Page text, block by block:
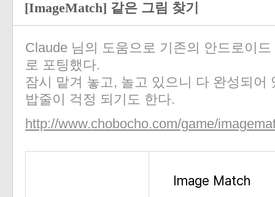
[ImageMatch] 같은 그림 찾기
Claude 님의 도움으로 기존의 안드로이
로 포팅했다.
잠시 맡겨 놓고, 놀고 있으니 다 완성되어
밥줄이 걱정 되기도 한다.
http://www.chobocho.com/game/
Image Match